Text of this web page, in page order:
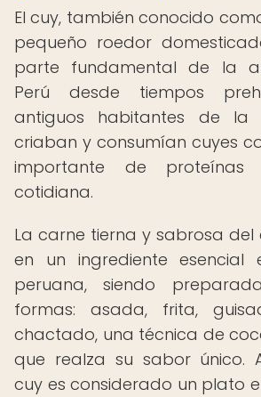
El cuy, también conocido
pequeño roedor
parte fundamental de la
Perú desde tiempos
antiguos habitantes de la
criaban y consumían cuyes
importante de
cotidiana.
La carne tierna y sabrosa del
en un ingrediente esencial
peruana, siendo
formas: asada, frita,
chactado, una técnica de
que realza su sabor único.
cuy es considerado un plato